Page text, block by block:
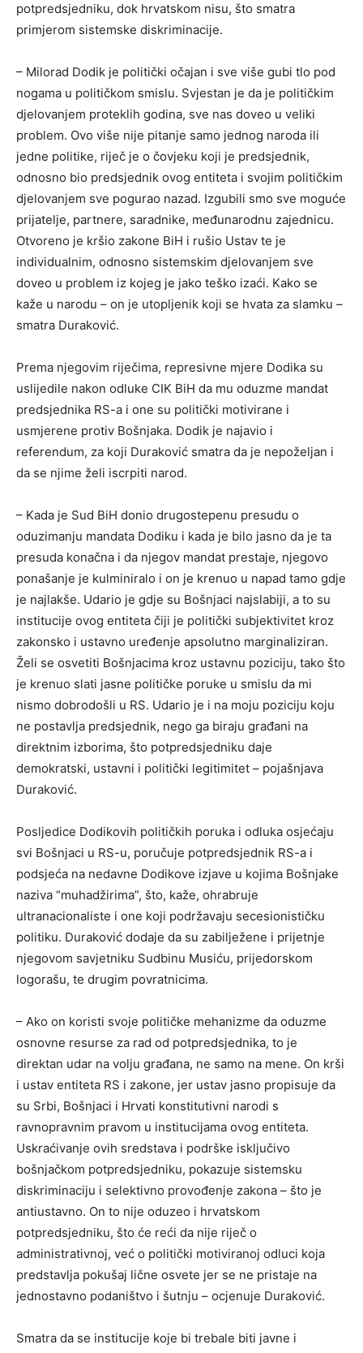
potpredsjedniku, dok hrvatskom nisu, što smatra
primjerom sistemske diskriminacije.
– Milorad Dodik je politički očajan i sve više gubi tlo pod
nogama u političkom smislu. Svjestan je da je političkim
djelovanjem proteklih godina, sve nas doveo u veliki
problem. Ovo više nije pitanje samo jednog naroda ili
jedne politike, riječ je o čovjeku koji je predsjednik,
odnosno bio predsjednik ovog entiteta i svojim političkim
djelovanjem sve pogurao nazad. Izgubili smo sve moguće
prijatelje, partnere, saradnike, međunarodnu zajednicu.
Otvoreno je kršio zakone BiH i rušio Ustav te je
individualnim, odnosno sistemskim djelovanjem sve
doveo u problem iz kojeg je jako teško izaći. Kako se
kaže u narodu – on je utopljenik koji se hvata za slamku –
smatra Duraković.
Prema njegovim riječima, represivne mjere Dodika su
uslijedile nakon odluke CIK BiH da mu oduzme mandat
predsjednika RS-a i one su politički motivirane i
usmjerene protiv Bošnjaka. Dodik je najavio i
referendum, za koji Duraković smatra da je nepoželjan i
da se njime želi iscrpiti narod.
– Kada je Sud BiH donio drugostepenu presudu o
oduzimanju mandata Dodiku i kada je bilo jasno da je ta
presuda konačna i da njegov mandat prestaje, njegovo
ponašanje je kulminiralo i on je krenuo u napad tamo gdje
je najlakše. Udario je gdje su Bošnjaci najslabiji, a to su
institucije ovog entiteta čiji je politički subjektivitet kroz
zakonsko i ustavno uređenje apsolutno marginaliziran.
Želi se osvetiti Bošnjacima kroz ustavnu poziciju, tako što
je krenuo slati jasne političke poruke u smislu da mi
nismo dobrodošli u RS. Udario je i na moju poziciju koju
ne postavlja predsjednik, nego ga biraju građani na
direktnim izborima, što potpredsjedniku daje
demokratski, ustavni i politički legitimitet – pojašnjava
Duraković.
Posljedice Dodikovih političkih poruka i odluka osjećaju
svi Bošnjaci u RS-u, poručuje potpredsjednik RS-a i
podsjeća na nedavne Dodikove izjave u kojima Bošnjake
naziva “muhadžirima”, što, kaže, ohrabruje
ultranacionaliste i one koji podržavaju secesionističku
politiku. Duraković dodaje da su zabilježene i prijetnje
njegovom savjetniku Sudbinu Musiću, prijedorskom
logorašu, te drugim povratnicima.
– Ako on koristi svoje političke mehanizme da oduzme
osnovne resurse za rad od potpredsjednika, to je
direktan udar na volju građana, ne samo na mene. On krši
i ustav entiteta RS i zakone, jer ustav jasno propisuje da
su Srbi, Bošnjaci i Hrvati konstitutivni narodi s
ravnopravnim pravom u institucijama ovog entiteta.
Uskraćivanje ovih sredstava i podrške isključivo
bošnjačkom potpredsjedniku, pokazuje sistemsku
diskriminaciju i selektivno provođenje zakona – što je
antiustavno. On to nije oduzeo i hrvatskom
potpredsjedniku, što će reći da nije riječ o
administrativnoj, već o politički motiviranoj odluci koja
predstavlja pokušaj lične osvete jer se ne pristaje na
jednostavno podaništvo i šutnju – ocjenuje Duraković.
Smatra da se institucije koje bi trebale biti javne i